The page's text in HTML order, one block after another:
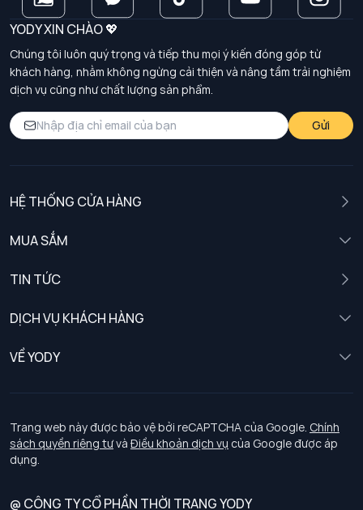
YODY XIN CHÀO 💖
Chúng tôi luôn quý trọng và tiếp thu mọi ý kiến đóng góp từ
khách hàng, nhằm không ngừng cải thiện và nâng tầm trải nghiệm
dịch vụ cũng như chất lượng sản phẩm.
Gửi
HỆ THỐNG CỬA HÀNG
MUA SẮM
TIN TỨC
DỊCH VỤ KHÁCH HÀNG
Chính sách khách hàng thân thiết
Chính sách bảo vệ dữ liệu cá nhân
Chính sách thanh toán, giao nhận
Chính sách chất lượng và an toàn sức khoẻ nghề nghiệp
VỀ YODY
Tuyển dụng
Trang web này được bảo vệ bởi reCAPTCHA của Google. Chính
sách quyền riêng tưvà Điều khoản dịch vụ của Google được áp
dụng.
@ CÔNG TY CỔ PHẦN THỜI TRANG YODY